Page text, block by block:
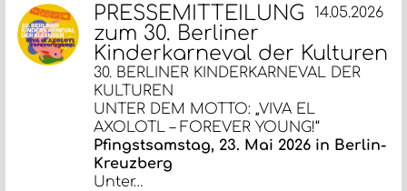
14.05.2026
PRESSEMITTEILUNG
zum 30. Berliner
Kinderkarneval der Kulturen
30. BERLINER KINDERKARNEVAL DER
KULTUREN
UNTER DEM MOTTO: „VIVA EL
AXOLOTL – FOREVER YOUNG!“
Pfingstsamstag, 23. Mai 2026 in Berlin-
Kreuzberg
Unter…